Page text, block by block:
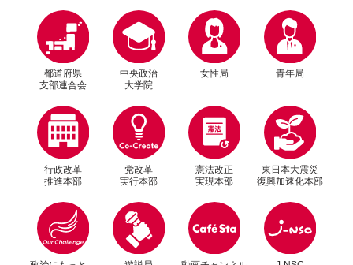
都道府県
支部連合会
中央政治
大学院
女性局 青年局
行政改革
推進本部
党改革
実行本部
憲法改正
実現本部
東日本大震災
復興加速化本部
別ウィンドウリンク別ウィンドウリンク